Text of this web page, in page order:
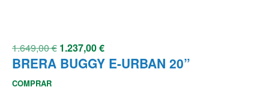
1.649,00€ 1.237,00€
BRERA BUGGY E-URBAN 20”
COMPRAR